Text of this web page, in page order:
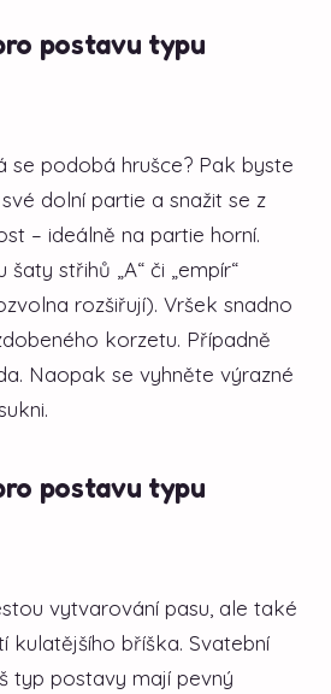
postavu typu
se podobá hrušce? Pak byste
dolní partie a snažit se z
– ideálně na partie horní.
střihů „A“ či „empír“
rozšiřují). Vršek snadno
korzetu. Případně
Naopak se vyhněte výrazné
postavu typu
vytvarování pasu, ale také
kulatějšího bříška. Svatební
typ postavy mají pevný